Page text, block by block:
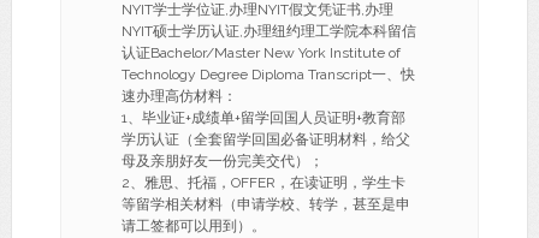
NYIT学士学位证,办理NYIT假文凭证书,办理
NYIT硕士学历认证,办理纽约理工学院本科留信
认证Bachelor/Master New York Institute of
Technology Degree Diploma Transcript一、快
速办理高仿材料：
1、毕业证+成绩单+留学回国人员证明+教育部
学历认证（全套留学回国必备证明材料，给父
母及亲朋好友一份完美交代）；
2、雅思、托福，OFFER，在读证明，学生卡
等留学相关材料（申请学校、转学，甚至是申
请工签都可以用到）。